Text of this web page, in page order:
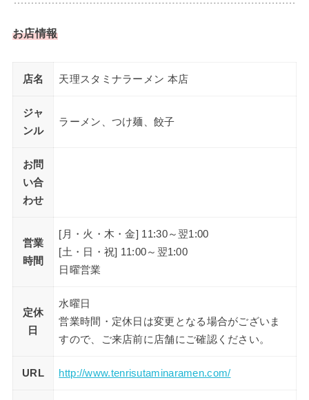
お店情報
店名 天理スタミナラーメン 本店
ジャ
ンル
ラーメン、つけ麺、餃子
お問
い合
わせ
営業
時間
[月・火・木・金] 11:30～翌1:00
[土・日・祝] 11:00～翌1:00
日曜営業
定休
日
水曜日
営業時間・定休日は変更となる場合がございま
すので、ご来店前に店舗にご確認ください。
URL http://www.tenrisutaminaramen.com/